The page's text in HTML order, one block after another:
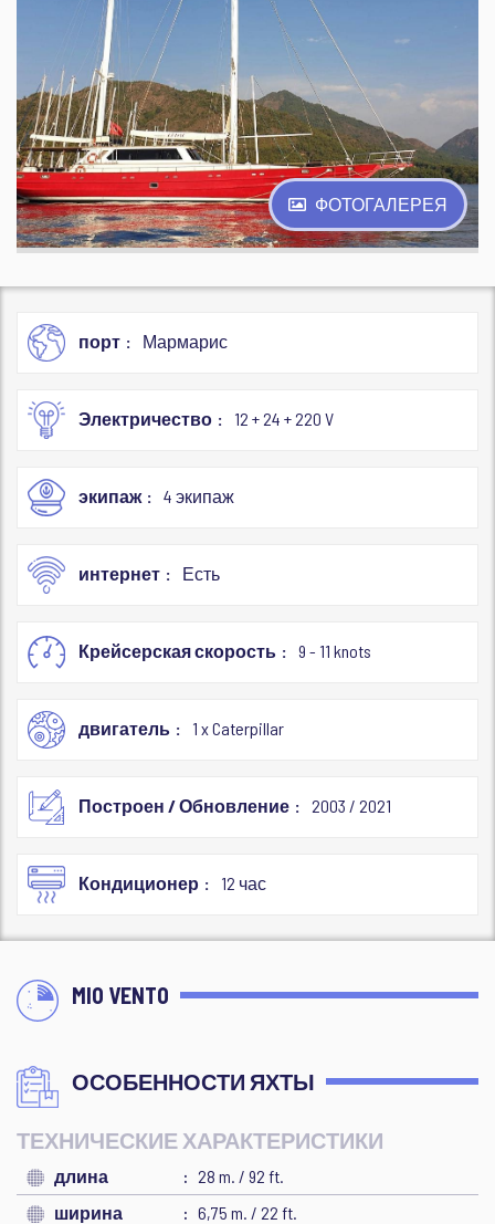
ФОТОГАЛЕРЕЯ
порт Мармарис
Электричество 12 + 24 + 220 V
экипаж 4 экипаж
интернет Есть
Крейсерская скорость 9 - 11 knots
двигатель 1 x Caterpillar
Построен / Обновление 2003 / 2021
Кондиционер 12 час
MIO VENTO
ОСОБЕННОСТИ ЯХТЫ
ТЕХНИЧЕСКИЕ ХАРАКТЕРИСТИКИ
длина
28 m. / 92 ft.
ширина
6,75 m. / 22 ft.